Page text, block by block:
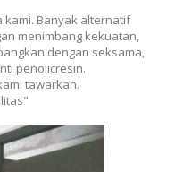
kami. Banyak alternatif
menimbang kekuatan,
dengan seksama,
penolicresin.
tawarkan.